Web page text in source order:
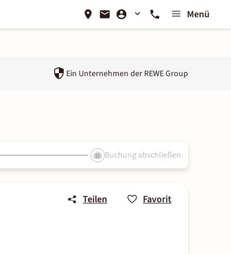
Menü
Ein Unternehmen der REWE Group
Buchung abschließen
Teilen Favorit